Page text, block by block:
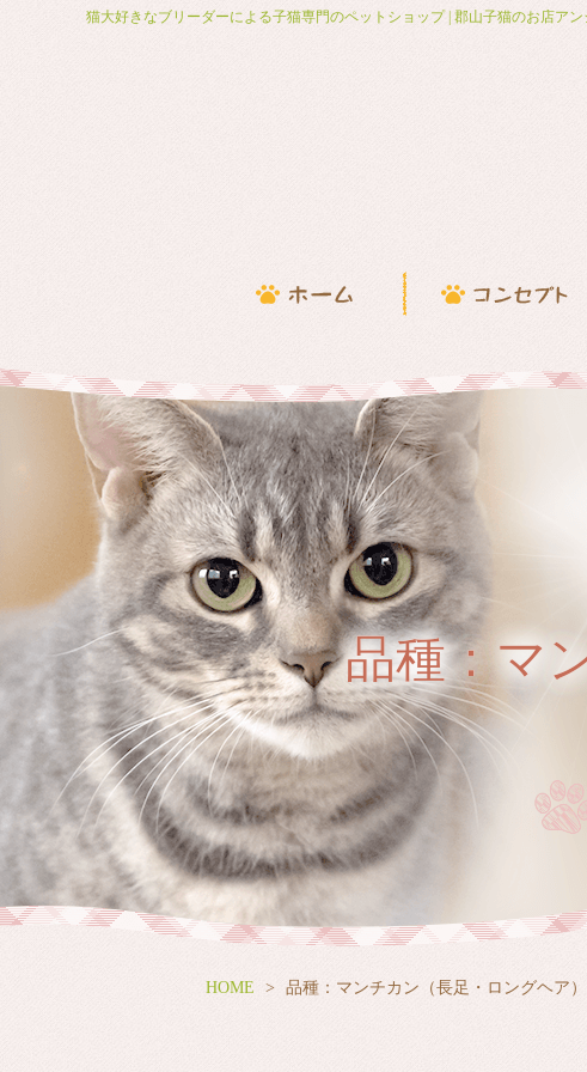
猫大好きなブリーダーによる子猫専門のペットショップ | 郡山子猫のお店アン
品種：マ
HOME 品種：マンチカン（長足・ロングヘア）